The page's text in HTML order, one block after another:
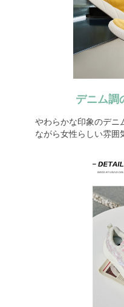
デニム調
やわらかな印象のデニ
ながら女性らしい雰囲